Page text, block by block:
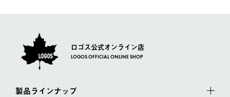
ロゴス公式オンライン店
LOGOS OFFICIAL ONLINE SHOP
製品ラインナップ